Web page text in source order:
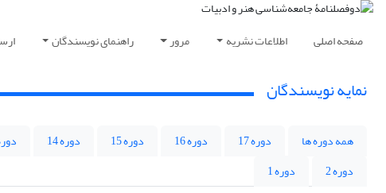
صفحه اصلی اطلاعات نشریه مرور راهنمای نویسندگان
نمایه نویسندگان
همه دوره ها دوره 17 دوره 16 دوره 15 دوره 14
دوره 2
دوره 1